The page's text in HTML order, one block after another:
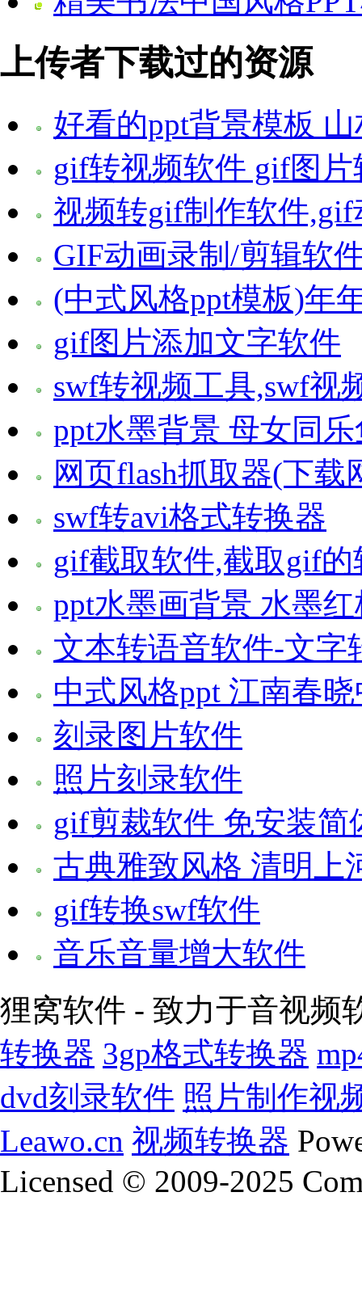
上传者下载过的资源
好看的ppt背景模板
gif转视频软件 gif图
视频转gif制作软件
GIF动画录制/剪辑软
(中式风格ppt模板)年
gif图片添加文字软件
swf转视频工具,swf视
ppt水墨背景 母女同
网页flash抓取器(下载
swf转avi格式转换器
gif截取软件,截取gif的
ppt水墨画背景 水墨
文本转语音软件-文字
中式风格ppt 江南春
刻录图片软件
照片刻录软件
gif剪裁软件 免安装简
古典雅致风格 清明上
gif转换swf软件
音乐音量增大软件
狸窝软件 - 致力于音视
转换器 3gp格式转换器
dvd刻录软件 照片制作视
Leawo.cn 视频转换器
Licensed © 2009-2025
动态ppt模板 ppt 模板 年终总结ppt模板 电子相册模板 相册
flash电子相册模板 ppt模板下载 免费完整版 动态ppt模板